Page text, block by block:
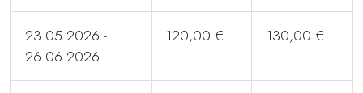
23.05.2026 -
26.06.2026
120,00 € 130,00 €